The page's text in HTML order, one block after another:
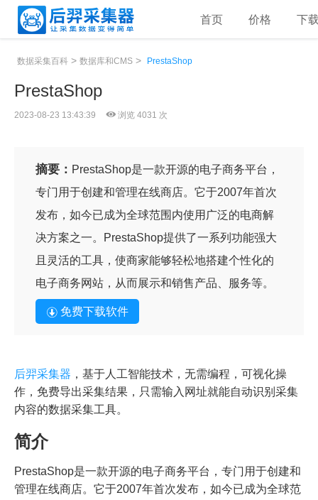
首页 价格 下
数据采集百科 > 数据库和CMS > PrestaShop
PrestaShop
2023-08-23 13:43:39 浏览 4031 次
摘要： PrestaShop是一款开源的电子商务平台，
专门用于创建和管理在线商店。它于2007年首次
发布，如今已成为全球范围内使用广泛的电商解
决方案之一。PrestaShop提供了一系列功能强大
且灵活的工具，使商家能够轻松地搭建个性化的
电子商务网站，从而展示和销售产品、服务等。
免费下载软件
后羿采集器 ，基于人工智能技术，无需编程，可视化操
作，免费导出采集结果，只需输入网址就能自动识别采集
内容的数据采集工具。
简介
PrestaShop是一款开源的电子商务平台，专门用于创建和
管理在线商店。它于2007年首次发布，如今已成为全球范